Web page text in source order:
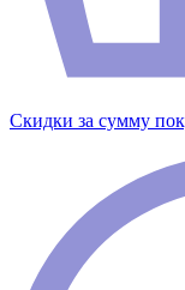
Скидки за сумму